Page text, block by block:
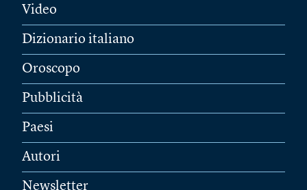
Video
Dizionario italiano
Oroscopo
Pubblicità
Paesi
Autori
Newsletter